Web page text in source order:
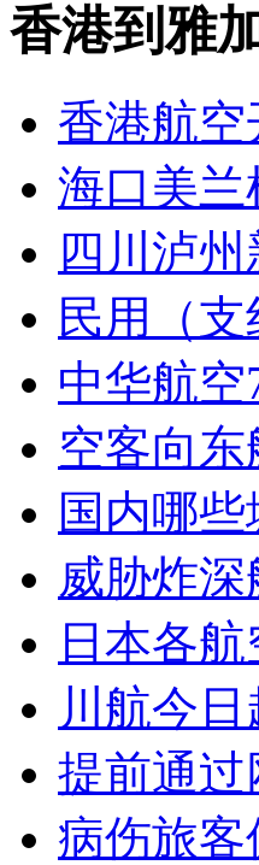
香港到雅
香港航
海口美兰
四川泸
民用（
中华航
空客向
国内哪
威胁炸
日本各
川航今
提前通
病伤旅